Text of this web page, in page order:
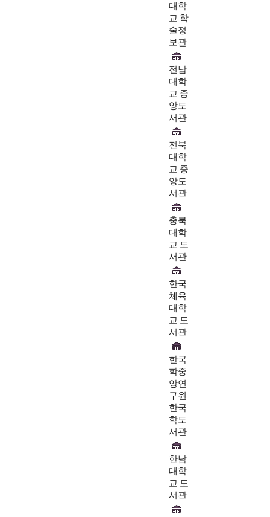
대학
교 학
술정
보관
전남
대학
교 중
앙도
서관
전북
대학
교 중
앙도
서관
충북
대학
교 도
서관
한국
체육
대학
교 도
서관
한국
학중
앙연
구원
한국
학도
서관
한남
대학
교 도
서관